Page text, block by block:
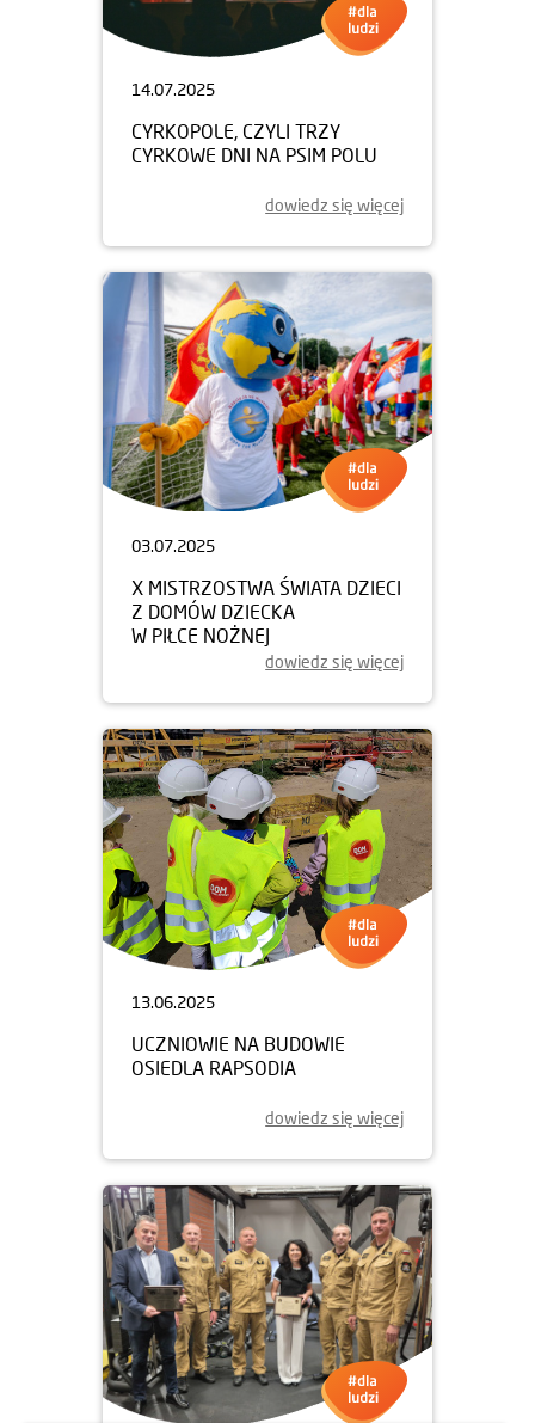
14.07.2025
CYRKOPOLE, CZYLI TRZY
CYRKOWE DNI NA PSIM POLU
dowiedz się więcej
03.07.2025
X MISTRZOSTWA ŚWIATA DZIECI
Z DOMÓW DZIECKA
W PIŁCE NOŻNEJ
dowiedz się więcej
13.06.2025
UCZNIOWIE NA BUDOWIE
OSIEDLA RAPSODIA
dowiedz się więcej